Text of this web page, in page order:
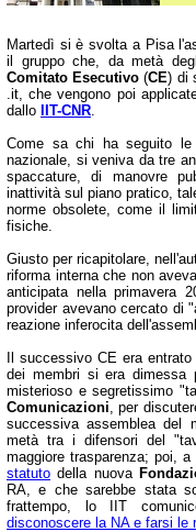
Martedì si è svolta a Pisa
il gruppo che, da metà
Comitato Esecutivo (CE) di
.it, che vengono poi
dallo
IIT-CNR.
Come sa chi ha seguito le
nazionale, si veniva da tre
spaccature, di manovre
inattività sul piano pratico,
norme obsolete, come il
fisiche.
Giusto per ricapitolare,
riforma interna che non
anticipata nella primavera
provider avevano cercato di
reazione inferocita
Il successivo CE era
dei membri si era dimessa
misterioso e segretissimo
Comunicazioni, per
successiva assemblea del
metà tra i difensori del
maggiore trasparenza; poi,
statuto della nuova
RA, e che sarebbe stata
frattempo, lo IIT
disconoscere la NA e farsi le